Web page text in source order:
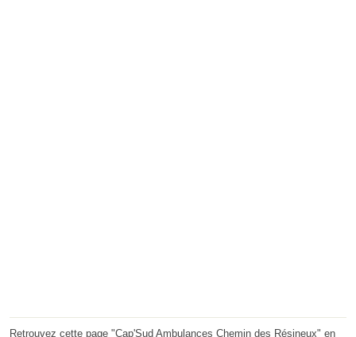
Retrouvez cette page "Cap'Sud Ambulances Chemin des Résineux" en